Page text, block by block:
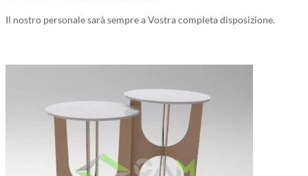
Il nostro personale sarà sempre a Vostra completa disposizione.